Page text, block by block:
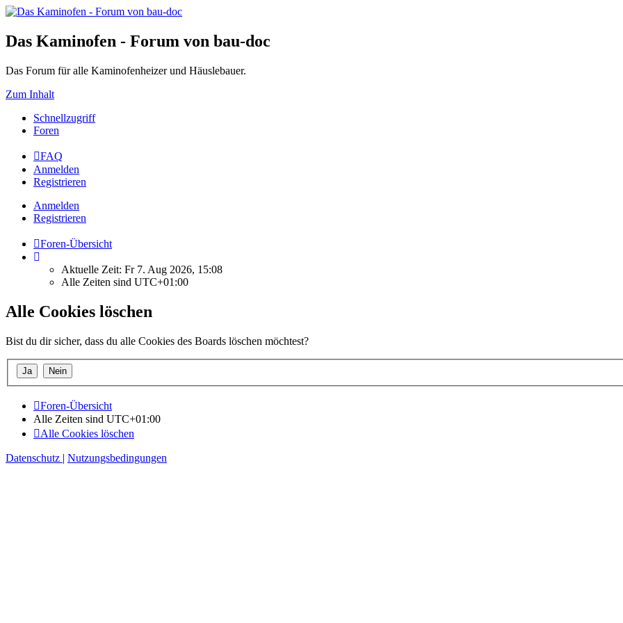
Das Kaminofen - Forum von bau-doc
Das Forum für alle Kaminofenheizer und Häuslebauer.
Zum Inhalt
Schnellzugriff
Foren
FAQ
Anmelden
Registrieren
Anmelden
Registrieren
Foren-Übersicht
Aktuelle Zeit: Fr 7. Aug 2026, 15:08
Alle Zeiten sind UTC+01:00
Alle Cookies löschen
Bist du dir sicher, dass du alle Cookies des Boards löschen möchtest?
Foren-Übersicht
Alle Zeiten sind UTC+01:00
Alle Cookies löschen
Datenschutz | Nutzungsbedingungen